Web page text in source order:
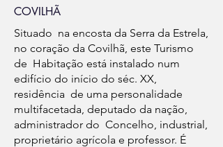
COVILHÃ
Situado na encosta da Serra da Estrela,
no coração da Covilhã, este Turismo
de Habitação está instalado num
edifício do início do séc. XX,
residência de uma personalidade
multifacetada, deputado da nação,
administrador do Concelho, industrial,
proprietário agrícola e professor. É